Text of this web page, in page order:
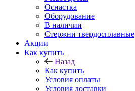
Оснастка
Оборудование
В наличии
Стержни твердосплавные
Акции
Как купить
Назад
Как купить
Условия оплаты
Условия доставки